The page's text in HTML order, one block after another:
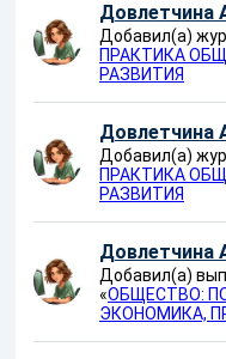
Довлетчина
Добавил(а)
ПРАКТИКА
РАЗВИТИЯ
Довлетчина
Добавил(а)
ПРАКТИКА
РАЗВИТИЯ
Довлетчина
Добавил(а)
«ОБЩЕСТВО:
ЭКОНОМИКА,